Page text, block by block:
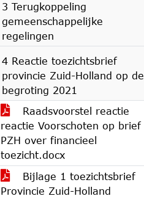
3 Terugkoppeling
gemeenschappelijke
regelingen
4 Reactie toezichtsbrief
provincie Zuid-Holland op de
begroting 2021
Raadsvoorstel reactie
reactie Voorschoten op brief
PZH over financieel
toezicht.docx
Bijlage 1 toezichtsbrief
Provincie Zuid-Holland